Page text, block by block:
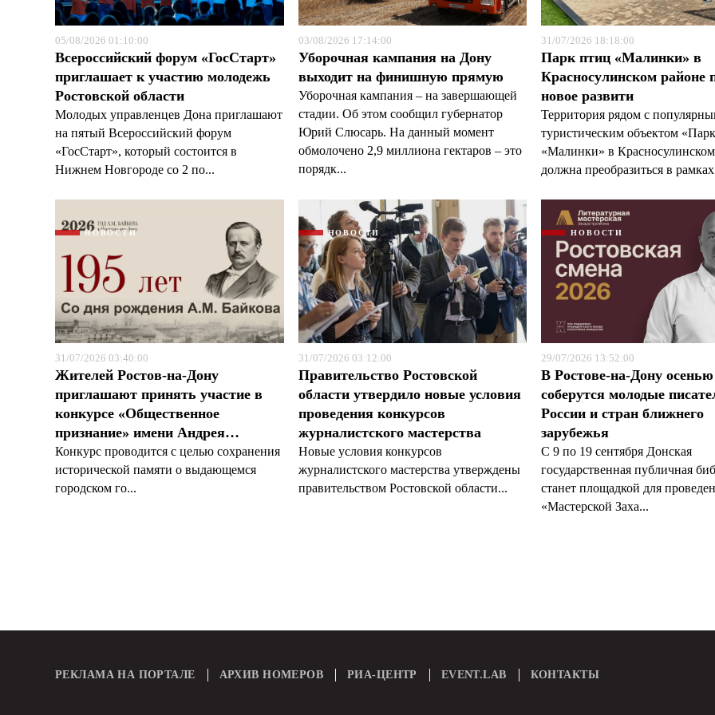
05/08/2026 01:10:00
Всероссийский форум «ГосСтарт»
приглашает к участию молодежь
Ростовской области
Молодых управленцев Дона приглашают
на пятый Всероссийский форум
«ГосСтарт», который состоится в
Нижнем Новгороде со 2 по...
03/08/2026 17:14:00
Уборочная кампания на Дону
выходит на финишную прямую
Уборочная кампания – на завершающей
стадии. Об этом сообщил губернатор
Юрий Слюсарь. На данный момент
обмолочено 2,9 миллиона гектаров – это
порядк...
31/07/2026 18:18:00
Парк птиц «Малинки» в
Красносулинском районе
новое развити
Территория рядом с
туристическим объектом
«Малинки» в
должна преобразиться в
НОВОСТИ
31/07/2026 03:40:00
Жителей Ростов-на-Дону
приглашают принять участие в
конкурсе «Общественное
признание» имени Андрея…
Конкурс проводится с целью сохранения
исторической памяти о выдающемся
городском го...
НОВОСТИ
31/07/2026 03:12:00
Правительство Ростовской
области утвердило новые условия
проведения конкурсов
журналистского мастерства
Новые условия конкурсов
журналистского мастерства утверждены
правительством Ростовской области...
НОВОСТИ
29/07/2026 13:52:00
В Ростове-на-Дону осенью
соберутся молодые
России и стран ближнего
зарубежья
С 9 по 19 сентября Донская
государственная публичная
станет площадкой для
«Мастерской Заха...
РЕКЛАМА НА ПОРТАЛЕ АРХИВ НОМЕРОВ РИА-ЦЕНТР EVENT.LAB КОНТАКТЫ